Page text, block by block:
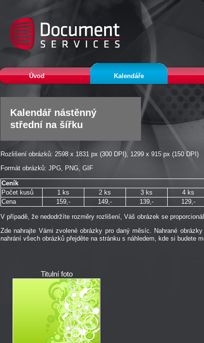
Kalendář nástěnný
střední na šířku
Rozlišení obrázků: 2598 x 1831 px (300 DPI), 1299 x 915 px (150 DPI)
Formát obrázků: JPG, PNG, GIF
Ceník
Počet kusů
1 ks 2 ks 3 ks 4 ks
Cena
159,- 149,- 139,- 129,-
V případě, že nedodržíte rozměry rozlišení, Váš obrázek se
Zde nahrajte Vámi zvolené obrázky pro daný měsíc. Nahrané
nahrání všech obrázků přejděte na stránku s náhledem, kde si budete
Titulní foto
Úvod Kalendáře